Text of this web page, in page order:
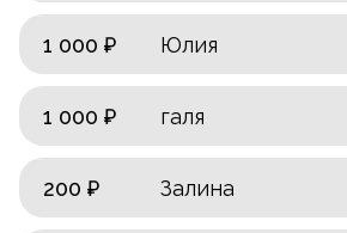
1 000 ₽ Юлия
1 000 ₽ галя
200 ₽ Залина